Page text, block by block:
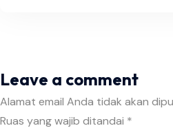
Leave a comment
Alamat email Anda tidak akan
Ruas yang wajib ditandai *